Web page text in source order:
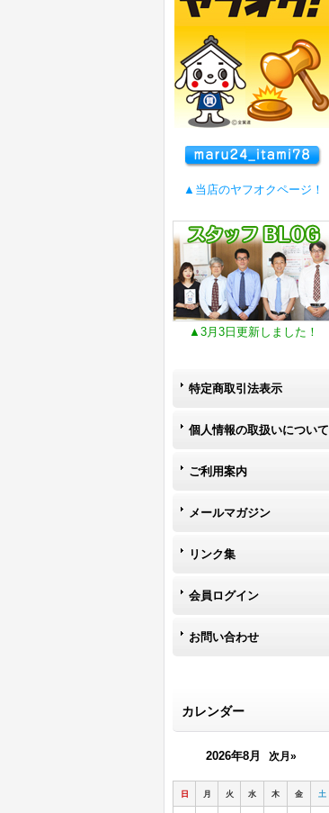
▲当店のヤフオクページ！
▲3月3日更新しました！
特定商取引法表示
個人情報の取扱いについて
ご利用案内
メールマガジン
リンク集
会員ログイン
お問い合わせ
カレンダー
2026年8月 次月»
日 月 火 水 木 金 土